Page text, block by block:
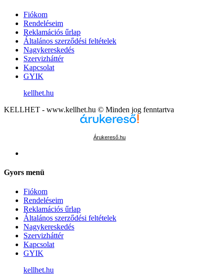
Fiókom
Rendeléseim
Reklamációs űrlap
Általános szerződési feltételek
Nagykereskedés
Szervizháttér
Kapcsolat
GYIK
kellhet.hu
KELLHET - www.kellhet.hu © Minden jog fenntartva
Árukereső.hu
Gyors menü
Fiókom
Rendeléseim
Reklamációs űrlap
Általános szerződési feltételek
Nagykereskedés
Szervizháttér
Kapcsolat
GYIK
kellhet.hu